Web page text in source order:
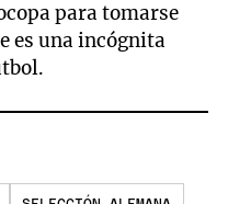
para tomarse
es una incógnita